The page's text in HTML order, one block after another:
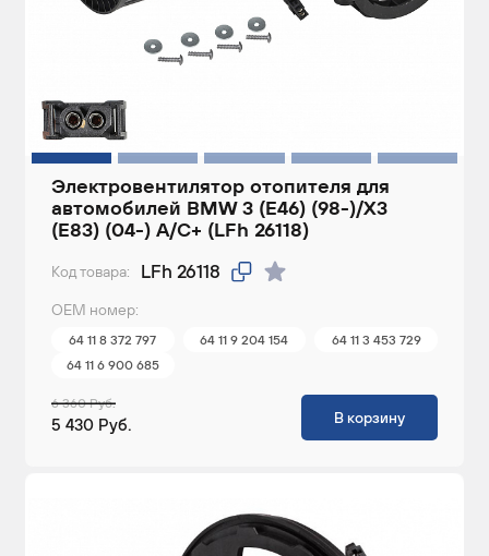
Электровентилятор отопителя для
автомобилей BMW 3 (E46) (98-)/X3
(E83) (04-) A/C+ (LFh 26118)
Код товара: LFh 26118
ОЕМ номер:
64 11 8 372 797 64 11 9 204 154
64 11 3 453 729
64 11 6 900 685
6 360 Руб.
5 430 Руб. В корзину